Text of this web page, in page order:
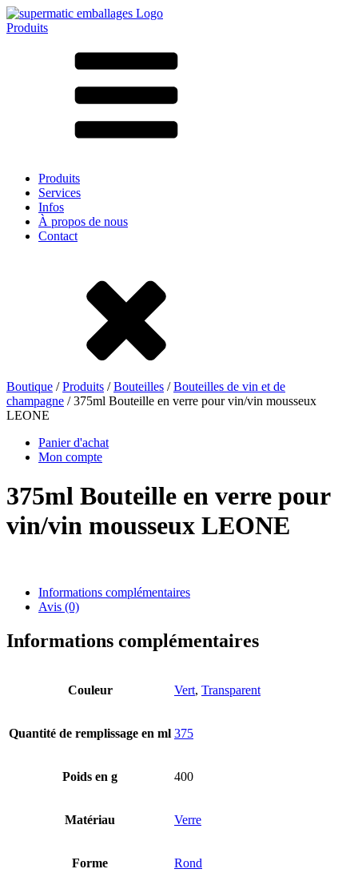
Produits
LD-PE
Sachets et bag-in-box
Bouteilles de bière
Produits chimiques
Pulvérisateur fin(8)
Bouteilles Hotfill(6)
Produits
Services
Infos
À propos de nous
Contact
Boutique /Produits /Bouteilles /Bouteilles de vin et de
champagne / 375ml Bouteille en verre pour vin/vin mousseux
LEONE
Panier d'achat
Mon compte
375ml Bouteille en verre pour
vin/vin mousseux LEONE
Informations complémentaires
Avis (0)
Informations complémentaires
Couleur Vert, Transparent
Quantité de remplissage en ml 375
Poids en g 400
Matériau Verre
Forme Rond